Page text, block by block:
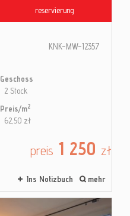
reservierung
KNK-MW-12357
Geschoss
2 Stock
Preis/m2
62,50 zł
preis 1 250 zł
Ins Notizbuch mehr